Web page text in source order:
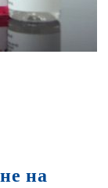
на